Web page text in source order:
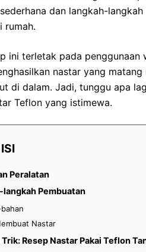
dan langkah-
rumah.
ini terletak pada
nastar yang
di dalam. Jadi, tunggu apa
Teflon yang istimewa.
Peralatan
langkah Pembuatan
Nastar
Resep Nastar Pakai Teflon